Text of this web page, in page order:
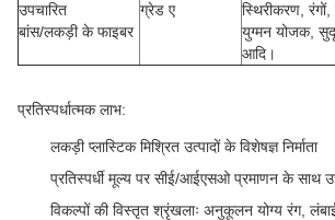
उपचारित
बांस/लकड़ी के फाइबर
ग्रेड ए
स्थिरीकरण,
युग्मन योजक,
आदि।
प्रतिस्पर्धात्मक लाभ:
लकड़ी प्लास्टिक मिश्रित उत्पादों के विशेषज्ञ निर्माता
प्रतिस्पर्धी मूल्य पर सीई/आईएसओ प्रमाणन के साथ
विकल्पों की विस्तृत श्रृंखलाः अनुकूलन योग्य रंग,